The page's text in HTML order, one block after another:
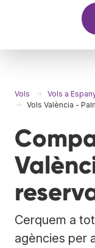
Vols Vols a
Vols València -
Cerquem a
agències per